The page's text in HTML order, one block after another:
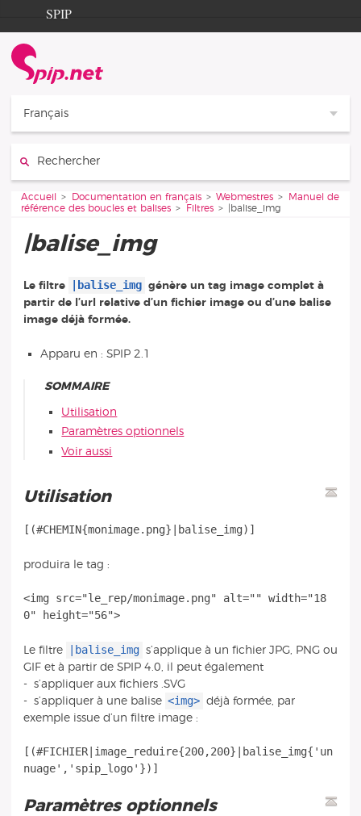
Aller au contenu
Aller à la navigation
SPIP
Documentation
Contribution
Français
Vous êtes ici :
Accueil Documentation en français Webmestres
Manuel de
référence des boucles et balises
Filtres |balise_img
|balise_img
Le filtre |balise_img génère un tag image complet à
partir de l’url relative d’un fichier image ou d’une balise
image déjà formée.
Apparu en : SPIP 2.1
SOMMAIRE
Utilisation
Paramètres optionnels
Voir aussi
Utilisation
produira le tag :
<img src="le_rep/monimage.png" alt="" width="18
0" height="56">
Le filtre |balise_img s’applique à un fichier JPG, PNG ou
GIF et à partir de SPIP 4.0, il peut également
- s’appliquer aux fichiers .SVG
- s’appliquer à une balise <img> déjà formée, par
exemple issue d’un filtre image :
[(#FICHIER|image_reduire{200,200}|balise_img{'un
Paramètres optionnels